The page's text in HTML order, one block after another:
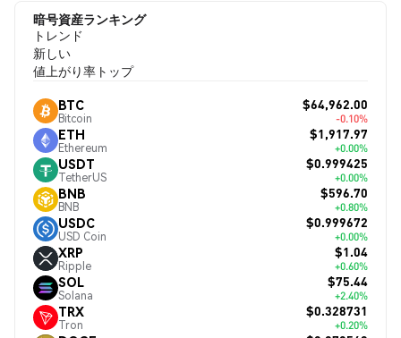
暗号資産ランキング
トレンド
新しい
値上がり率トップ
BTC
Bitcoin
$64,962.00
-0.10%
ETH
Ethereum
$1,917.97
+0.00%
USDT
TetherUS
$0.999425
+0.00%
BNB
BNB
$596.70
+0.80%
USDC
USD Coin
$0.999672
+0.00%
XRP
Ripple
$1.04
+0.60%
SOL
Solana
$75.44
+2.40%
TRX
Tron
$0.328731
+0.20%